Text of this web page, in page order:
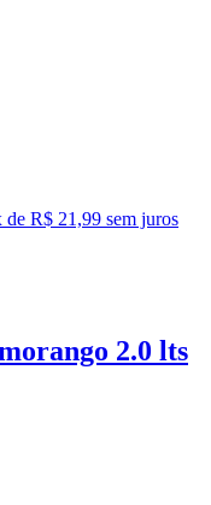
de R$ 21,99 sem juros
2.0 lts